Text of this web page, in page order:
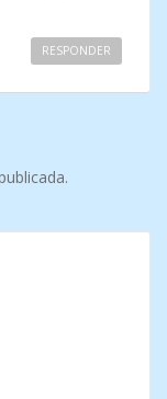
RESPONDER